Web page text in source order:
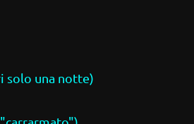
solo una notte)